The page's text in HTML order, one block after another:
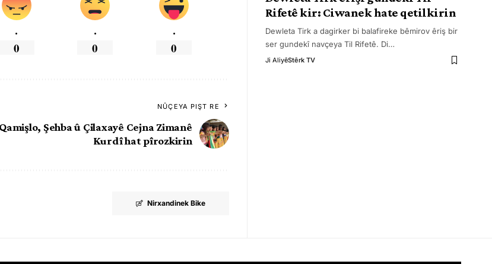
.
0
.
0
.
0
NÛÇEYA PIŞT RE
Şehba û Çilaxayê Cejna Zimanê
Kurdî hat pîrozkirin
Nirxandinek Bike
Rifetê kir: Ciwanek hate qetilkirin
Dewleta Tirk a dagirker bi balafireke bêmirov êriş bir
ser gundekî navçeya Til Rifetê. Di…
Ji AliyêStêrk TV